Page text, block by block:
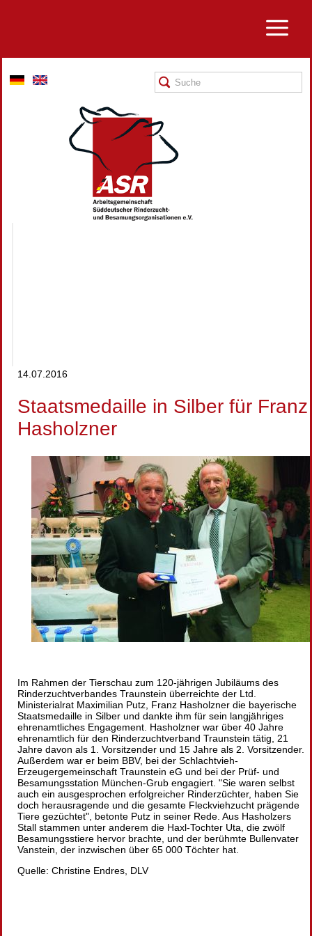
14.07.2016
Staatsmedaille in Silber für Franz
Hasholzner
Im Rahmen der Tierschau zum 120-jährigen Jubiläums des
Rinderzuchtverbandes Traunstein überreichte der Ltd.
Ministerialrat Maximilian Putz, Franz Hasholzner die bayerische
Staatsmedaille in Silber und dankte ihm für sein langjähriges
ehrenamtliches Engagement. Hasholzner war über 40 Jahre
ehrenamtlich für den Rinderzuchtverband Traunstein tätig, 21
Jahre davon als 1. Vorsitzender und 15 Jahre als 2. Vorsitzender.
Außerdem war er beim BBV, bei der Schlachtvieh-
Erzeugergemeinschaft Traunstein eG und bei der Prüf- und
Besamungsstation München-Grub engagiert. Sie waren selbst
auch ein ausgesprochen erfolgreicher Rinderzüchter, haben Sie
doch herausragende und die gesamte Fleckviehzucht prägende
Tiere gezüchtet , betonte Putz in seiner Rede. Aus Hasholzers
Stall stammen unter anderem die Haxl-Tochter Uta, die zwölf
Besamungsstiere hervor brachte, und der berühmte Bullenvater
Vanstein, der inzwischen über 65 000 Töchter hat.
Quelle: Christine Endres, DLV